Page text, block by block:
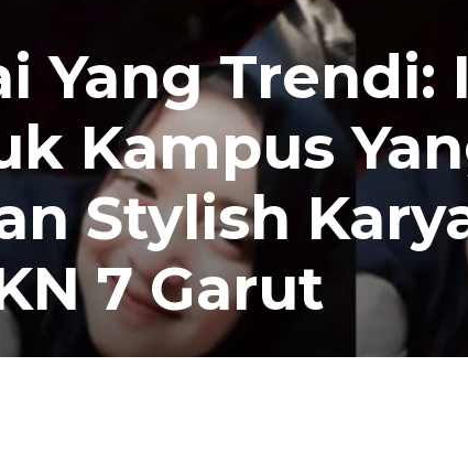
Yang Trendi:
Kampus
Stylish
7 Garut